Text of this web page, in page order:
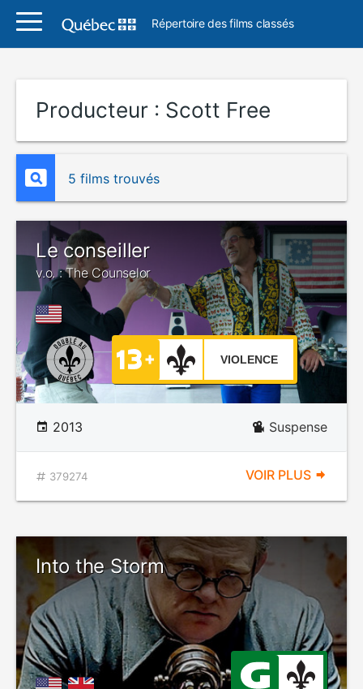
Répertoire des films classés
Producteur : Scott Free
5 films trouvés
Le conseiller
v.o. : The Counselor
VIOLENCE
2013 Suspense
379274 VOIR PLUS
Into the Storm